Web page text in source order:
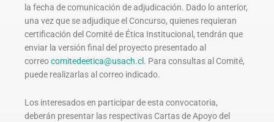
la fecha de comunicación de adjudicación. Dado lo anterior,
una vez que se adjudique el Concurso, quienes requieran
certificación del Comité de Ética Institucional, tendrán que
enviar la versión final del proyecto presentado al
correocomitedeetica@usach.cl . Para consultas al Comité,
puede realizarlas al correo indicado.
Los interesados en participar de esta convocatoria,
deberán presentar las respectivas Cartas de Apoyo del